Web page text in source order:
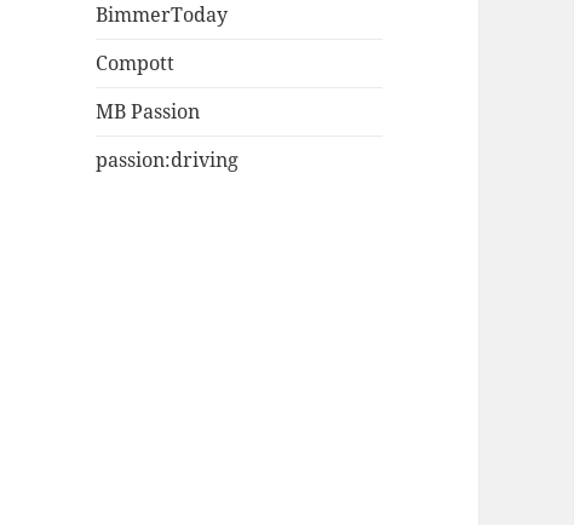
BimmerToday
Compott
MB Passion
passion:driving